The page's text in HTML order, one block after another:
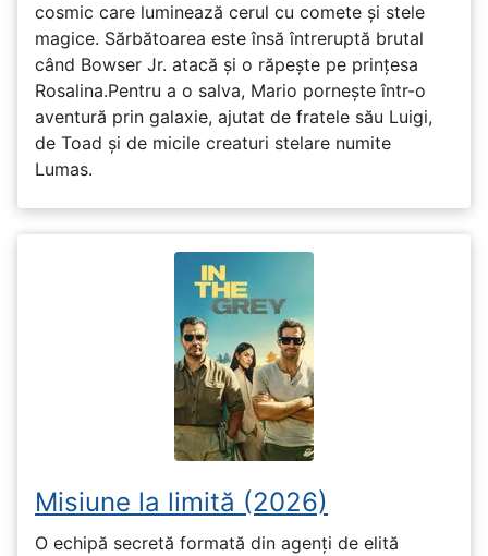
cosmic care luminează cerul cu comete și stele
magice. Sărbătoarea este însă întreruptă brutal
când Bowser Jr. atacă și o răpește pe prinţesa
Rosalina.Pentru a o salva, Mario pornește într-o
aventură prin galaxie, ajutat de fratele său Luigi,
de Toad și de micile creaturi stelare numite
Lumas.
Misiune la limită (2026)
O echipă secretă formată din agenți de elită